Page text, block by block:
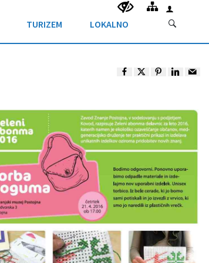
TURIZEM LOKALNO